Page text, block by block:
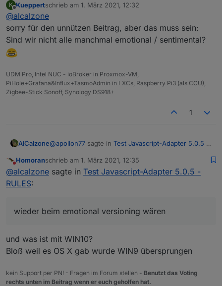
Feature und nicht ein breakage an
Womit wir mal wieder beimemotionalversioning
wären und nichtsemanticversioning :)
K
Offline
Kueppertschrieb am 1. März 2021, 12:32
zuletzt editiert von
@alcalzone
sorry für den unnützen Beitrag, aber das muss sein:
Sind wir nicht alle manchmal emotional / sentimental?
UDM Pro, Intel NUC - ioBroker in Proxmox-VM,
PiHole+Grafana&Influx+TasmoAdmin in LXCs, Raspberry Pi3 (als CCU),
Zigbee-Stick Sonoff, Synology DS918+
1
AlCalzone@apollon77 sagte in Test Javascript-Adapter 5.0.5 -
Die 5.0.0 zeigt in dem Fall ein grösseres
Nicht stören
Homoranschrieb am 1. März 2021, 12:35
zuletzt editiert von
@alcalzone sagte in Test Javascript-Adapter 5.0.5 -
RULES:
wieder beim emotional versioning wären
und was ist mit WIN10?
Bloß weil es OS X gab wurde WIN9 übersprungen
kein Support per PN! - Fragen im Forum stellen - Benutzt das Voting
rechts unten im Beitrag wenn er euch geholfen hat.